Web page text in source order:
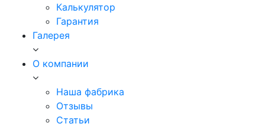
Калькулятор
Гарантия
Галерея
О компании
Наша фабрика
Отзывы
Статьи